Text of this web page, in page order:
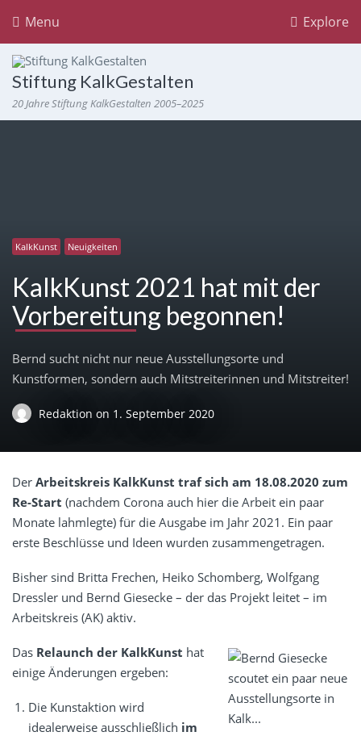
Explore
Menu
Stiftung KalkGestalten
20 Jahre Stiftung KalkGestalten 2005–2025
KalkKunst Neuigkeiten
KalkKunst 2021 hat mit der
Vorbereitung begonnen!
Bernd sucht nicht nur neue Ausstellungsorte und
Kunstformen, sondern auch Mitstreiterinnen und Mitstreiter!
Redaktion on 1. September 2020
Der Arbeitskreis KalkKunst traf sich am 18.08.2020 zum
Re-Start (nachdem Corona auch hier die Arbeit ein paar
Monate lahmlegte) für die Ausgabe im Jahr 2021. Ein paar
erste Beschlüsse und Ideen wurden zusammengetragen.
Bisher sind Britta Frechen, Heiko Schomberg, Wolfgang
Dressler und Bernd Giesecke – der das Projekt leitet – im
Arbeitskreis (AK) aktiv.
Das Relaunch der KalkKunst hat
einige Änderungen ergeben:
Die Kunstaktion wird
idealerweise ausschließlich im